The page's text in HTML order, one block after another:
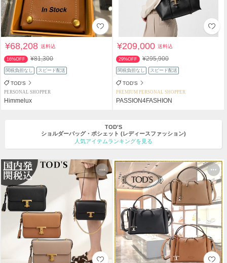
¥68,208送料込
16%OFF ¥81,300
関税負担なし スピード配送
TOD'S
PERSONAL SHOPPER
Himmelux
¥209,000送料込
29%OFF ¥295,900
関税負担なし スピード配送
TOD'S
PREMIUM PERSONAL SHOPPER
PASSION4FASHION
TOD'S
ショルダーバッグ・ポシェット (レディースファッション)
人気アイテムランキングを見る